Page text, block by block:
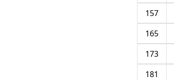
157
165
173
181